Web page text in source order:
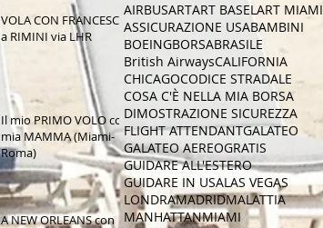
VOLA CON FRANCESCA
a RIMINI via LHR
Il mio PRIMO VOLO con
mia MAMMA (Miami-
Roma)
A NEW ORLEANS con
AIRBUSARTART BASELART MIAMI
ASSICURAZIONE USABAMBINI
BOEINGBORSABRASILE
British AirwaysCALIFORNIA
CHICAGOCODICE STRADALE
COSA C'È NELLA MIA BORSA
DIMOSTRAZIONE SICUREZZA
FLIGHT ATTENDANTGALATEO
GALATEO AEREOGRATIS
GUIDARE ALL'ESTERO
GUIDARE IN USALAS VEGAS
LONDRAMADRIDMALATTIA
MANHATTANMIAMI